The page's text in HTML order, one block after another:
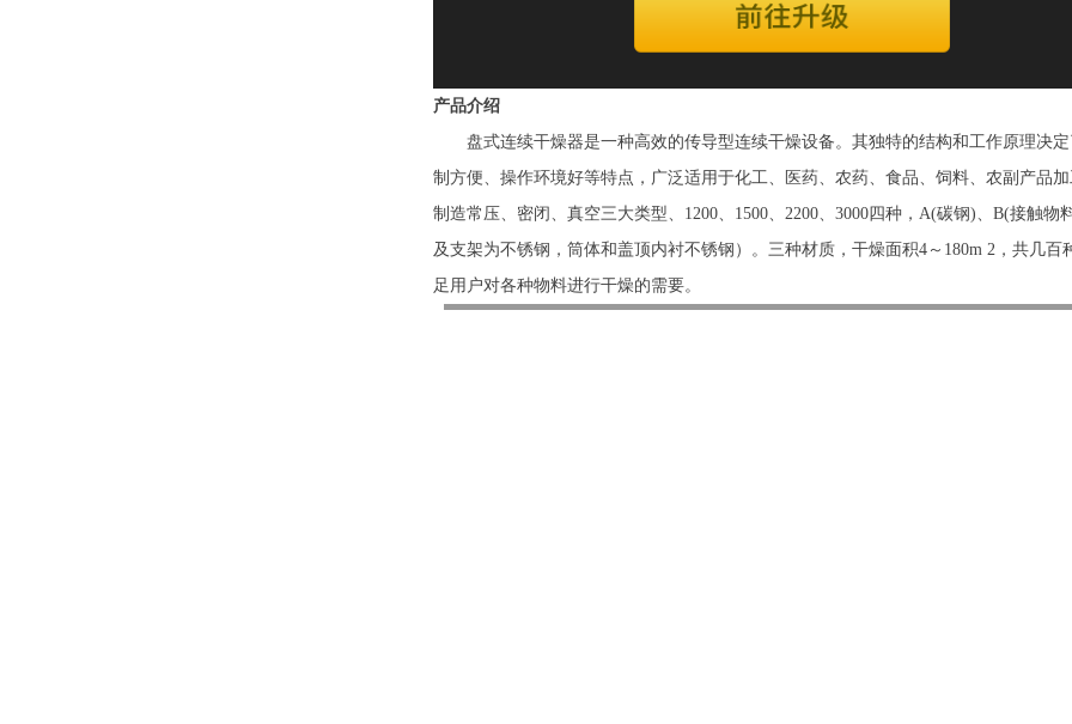
产品介绍
盘式连续干燥器是一种高效的传导型连续干燥设备。其独特的结构和工作原理决
制方便、操作环境好等特点，广泛适用于化工、医药、农药、食品、饲料、农副产品
制造常压、密闭、真空三大类型、1200、1500、2200、3000四种，A(碳钢)、B(接触
及支架为不锈钢，筒体和盖顶内衬不锈钢）。三种材质，干燥面积4～180m 2，共几
足用户对各种物料进行干燥的需要。